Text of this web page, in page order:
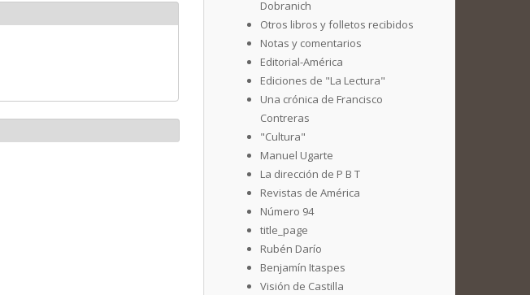
Dobranich
Otros libros y folletos recibidos
Notas y comentarios
Editorial-América
Ediciones de "La Lectura"
Una crónica de Francisco
Contreras
"Cultura"
Manuel Ugarte
La dirección de P B T
Revistas de América
Número 94
title_page
Rubén Darío
Benjamín Itaspes
Visión de Castilla